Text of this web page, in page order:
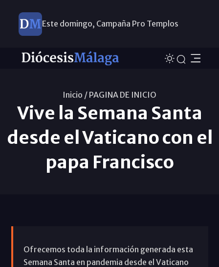
Este domingo, Campaña Pro Templos
Inicio / PAGINA DE INICIO
Vive la Semana Santa
desde el Vaticano con el
papa Francisco
Ofrecemos toda la información generada esta
Semana Santa en pandemia desde el Vaticano